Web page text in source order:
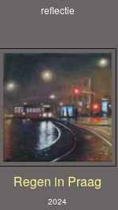
reflectie
Regen in Praag
2024